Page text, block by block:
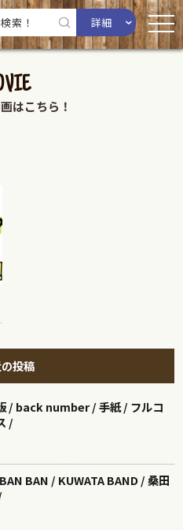
詳細
はこちら！
投稿
/ back number / 手紙 / フルコ
/
BAN / KUWATA BAND / 桑田